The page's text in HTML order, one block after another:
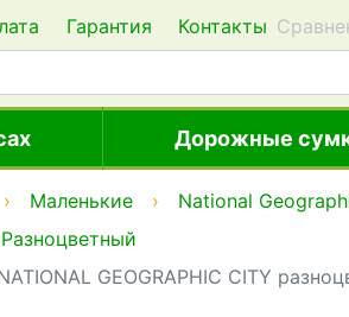
Гарантия Контакты
Дорожные
Маленькие National
Разноцветный
GEOGRAPHIC CITY